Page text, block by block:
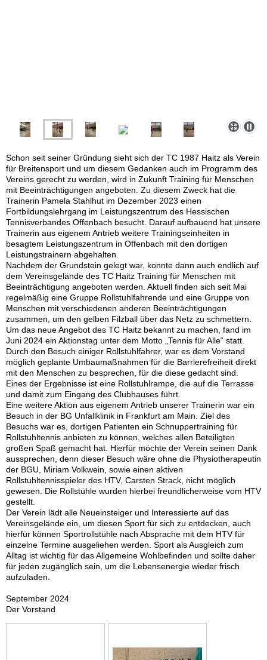
Schon seit seiner Gründung sieht sich der TC 1987 Haitz als Verein
für Breitensport und um diesem Gedanken auch im Programm des
Vereins gerecht zu werden, wird in Zukunft Training für Menschen
mit Beeinträchtigungen angeboten. Zu diesem Zweck hat die
Trainerin Pamela Stahlhut im Dezember 2023 einen
Fortbildungslehrgang im Leistungszentrum des Hessischen
Tennisverbandes Offenbach besucht. Darauf aufbauend hat unsere
Trainerin aus eigenem Antrieb weitere Trainingseinheiten in
besagtem Leistungszentrum in Offenbach mit den dortigen
Leistungstrainern abgehalten.
Nachdem der Grundstein gelegt war, konnte dann auch endlich auf
dem Vereinsgelände des TC Haitz Training für Menschen mit
Beeinträchtigung angeboten werden. Aktuell finden sich seit Mai
regelmäßig eine Gruppe Rollstuhlfahrende und eine Gruppe von
Menschen mit verschiedenen anderen Beeinträchtigungen
zusammen, um den gelben Filzball über das Netz zu schmettern.
Um das neue Angebot des TC Haitz bekannt zu machen, fand im
Juni 2024 ein Aktionstag unter dem Motto „Tennis für Alle“ statt.
Durch den Besuch einiger Rollstuhlfahrer, war es dem Vorstand
möglich geplante Umbaumaßnahmen für die Barrierefreiheit direkt
mit den Menschen zu besprechen, für die diese gedacht sind.
Eines der Ergebnisse ist eine Rollstuhlrampe, die auf die Terrasse
und damit zum Eingang des Clubhauses führt.
Eine weitere Aktion aus eigenem Antrieb unserer Trainerin war ein
Besuch in der BG Unfallklinik in Frankfurt am Main. Ziel des
Besuchs war es, dortigen Patienten ein Schnuppertraining für
Rollstuhltennis anbieten zu können, welches allen Beteiligten
großen Spaß gemacht hat. Hierfür möchte der Verein seinen Dank
aussprechen, denn dieser Besuch wäre ohne die Physiotherapeutin
der BGU, Miriam Volkwein, sowie einen aktiven
Rollstuhltennisspieler des HTV, Carsten Strack, nicht möglich
gewesen. Die Rollstühle wurden hierbei freundlicherweise vom HTV
gestellt.
Der Verein lädt alle Neueinsteiger und Interessierte auf das
Vereinsgelände ein, um diesen Sport für sich zu entdecken, auch
hierfür können Sportrollstühle nach Absprache mit dem HTV für
einzelne Termine ausgeliehen werden. Sport als Ausgleich zum
Alltag ist wichtig für das Allgemeine Wohlbefinden und sollte daher
für jeden zugänglich sein, um die Lebensenergie wieder frisch
aufzuladen.
September 2024
Der Vorstand